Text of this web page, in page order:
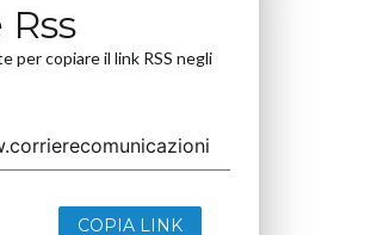
per copiare il link RSS negli
COPIA LINK